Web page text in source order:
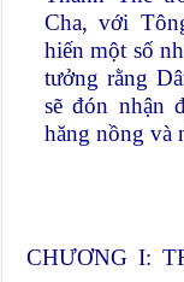
Cha, với
hiến một số
tưởng rằng
sẽ đón nhận
hăng nồng và
CHƯƠNG I: